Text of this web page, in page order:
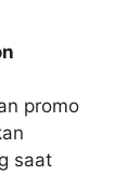
promo
saat